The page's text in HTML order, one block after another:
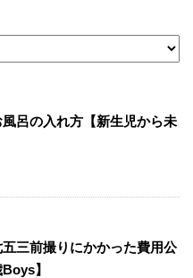
呂の入れ方【新生児から未
三前撮りにかかった費用公
】